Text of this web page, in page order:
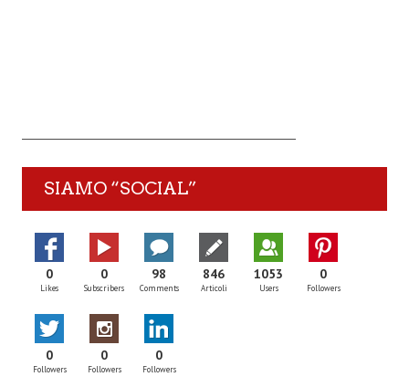
SIAMO “SOCIAL”
0
Likes
0
Subscribers
98
Comments
846
Articoli
1053
Users
0
Followers
0
Followers
0
Followers
0
Followers